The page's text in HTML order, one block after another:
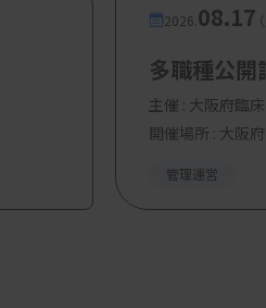
2026. 08.17（
多職種公
主催 : 大阪府臨
開催場所 : 大阪府
管理運営